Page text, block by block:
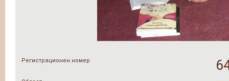
Регистрационен номер